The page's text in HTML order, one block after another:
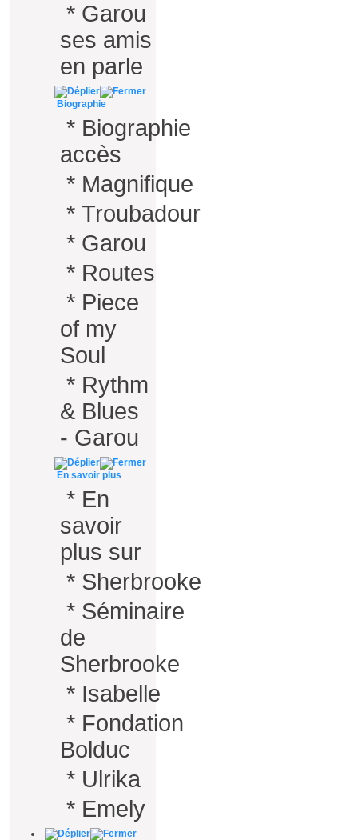
* Garou
ses amis
en parle
Biographie
* Biographie
accès
* Magnifique
* Troubadour
* Garou
* Routes
* Piece
of my
Soul
* Rythm
& Blues
- Garou
En savoir plus
* En
savoir
plus sur
* Sherbrooke
* Séminaire
de
Sherbrooke
* Isabelle
* Fondation
Bolduc
* Ulrika
* Emely